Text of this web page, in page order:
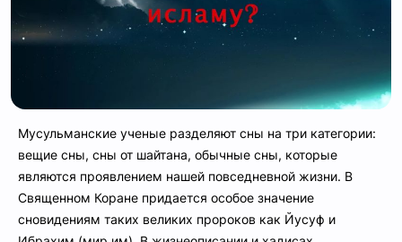
Мусульманские ученые разделяют сны на три категории:
вещие сны, сны от шайтана, обычные сны, которые
являются проявлением нашей повседневной жизни. В
Священном Коране придается особое значение
сновидениям таких великих пророков как Йусуф и